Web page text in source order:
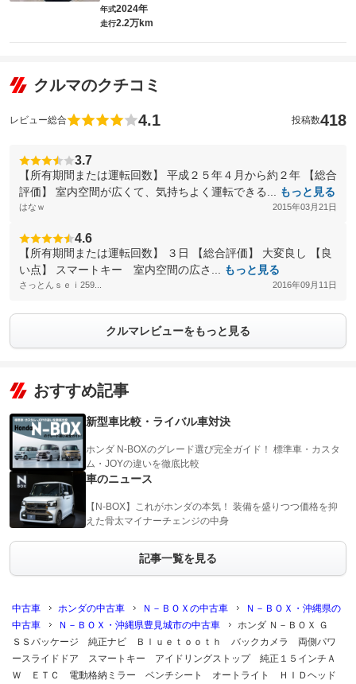
年式2024年
走行2.2万km
クルマのクチコミ
レビュー総合 4.1 投稿数418
3.7
【所有期間または運転回数】 平成２５年４月から約２年 【総合
評価】 室内空間が広くて、気持ちよく運転できる...
もっと見る
はなｗ 2015年03月21日
4.6
【所有期間または運転回数】 ３日 【総合評価】 大変良し 【良
い点】 スマートキー 室内空間の広さ...
もっと見る
さっとんｓｅｉ259... 2016年09月11日
クルマレビューをもっと見る
おすすめ記事
新型車比較・ライバル車対決
ホンダ N-BOXのグレード選び完全ガイド！ 標準車・カスタ
ム・JOYの違いを徹底比較
車のニュース
【N-BOX】これがホンダの本気！ 装備を盛りつつ価格を抑
えた骨太マイナーチェンジの中身
記事一覧を見る
中古車 ホンダの中古車 Ｎ－ＢＯＸの中古車
Ｎ－ＢＯＸ・沖縄県の
中古車
Ｎ－ＢＯＸ・沖縄県豊見城市の中古車
ホンダ Ｎ－ＢＯＸ Ｇ
ＳＳパッケージ 純正ナビ Ｂｌｕｅｔｏｏｔｈ バックカメラ 両側パワ
ースライドドア スマートキー アイドリングストップ 純正１５インチＡ
Ｗ ＥＴＣ 電動格納ミラー ベンチシート オートライト ＨＩＤヘッド